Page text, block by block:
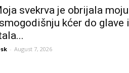
svekrva je obrijala moju
kćer do glave i
- August 7, 2026